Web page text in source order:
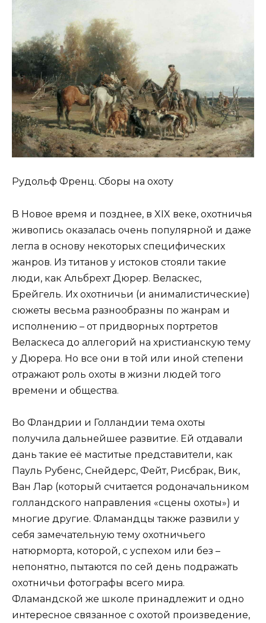
Рудольф Френц. Сборы на охоту
В Новое время и позднее, в XIX веке, охотничья
живопись оказалась очень популярной и даже
легла в основу некоторых специфических
жанров. Из титанов у истоков стояли такие
люди, как Альбрехт Дюрер. Веласкес,
Брейгель. Их охотничьи (и анималистические)
сюжеты весьма разнообразны по жанрам и
исполнению – от придворных портретов
Веласкеса до аллегорий на христианскую тему
у Дюрера. Но все они в той или иной степени
отражают роль охоты в жизни людей того
времени и общества.
Во Фландрии и Голландии тема охоты
получила дальнейшее развитие. Ей отдавали
дань такие её маститые представители, как
Пауль Рубенс, Снейдерс, Фейт, Рисбрак, Вик,
Ван Лар (который считается родоначальником
голландского направления «сцены охоты») и
многие другие. Фламандцы также развили у
себя замечательную тему охотничьего
натюрморта, которой, с успехом или без –
непонятно, пытаются по сей день подражать
охотничьи фотографы всего мира.
Фламандской же школе принадлежит и одно
интересное связанное с охотой произведение,